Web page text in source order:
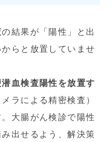
の結果が「陽性」と出
らと放置していませ
潜血検査陽性を放置す
ラによる精密検査）
大腸がん検診で陽性
出せるよう、解決策